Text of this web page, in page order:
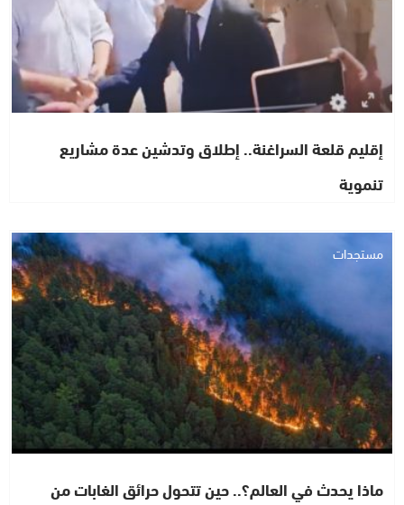
إقليم قلعة السراغنة.. إطلاق وتدشين عدة مشاريع
تنموية
مستجدات
ماذا يحدث في العالم؟.. حين تتحول حرائق الغابات من